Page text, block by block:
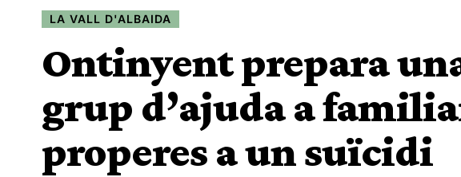
LA VALL D'ALBAIDA
Ontinyent prepara
grup d’ajuda a
properes a un suïcidi